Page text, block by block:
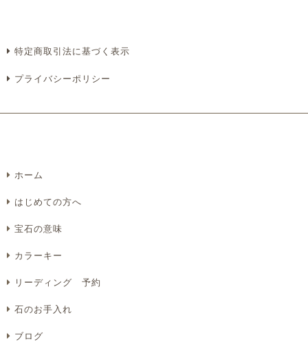
特定商取引法に基づく表示
プライバシーポリシー
ホーム
はじめての方へ
宝石の意味
カラーキー
リーディング 予約
石のお手入れ
ブログ